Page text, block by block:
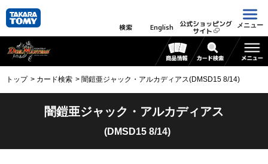
検索 English 公式ショッピング
サイト
メニュー
トップ カード検索 闇鎧亜ジャック・アルカディアス(DMSD15 8/14)
闇鎧亜ジャック・アルカディアス
(DMSD15 8/14)